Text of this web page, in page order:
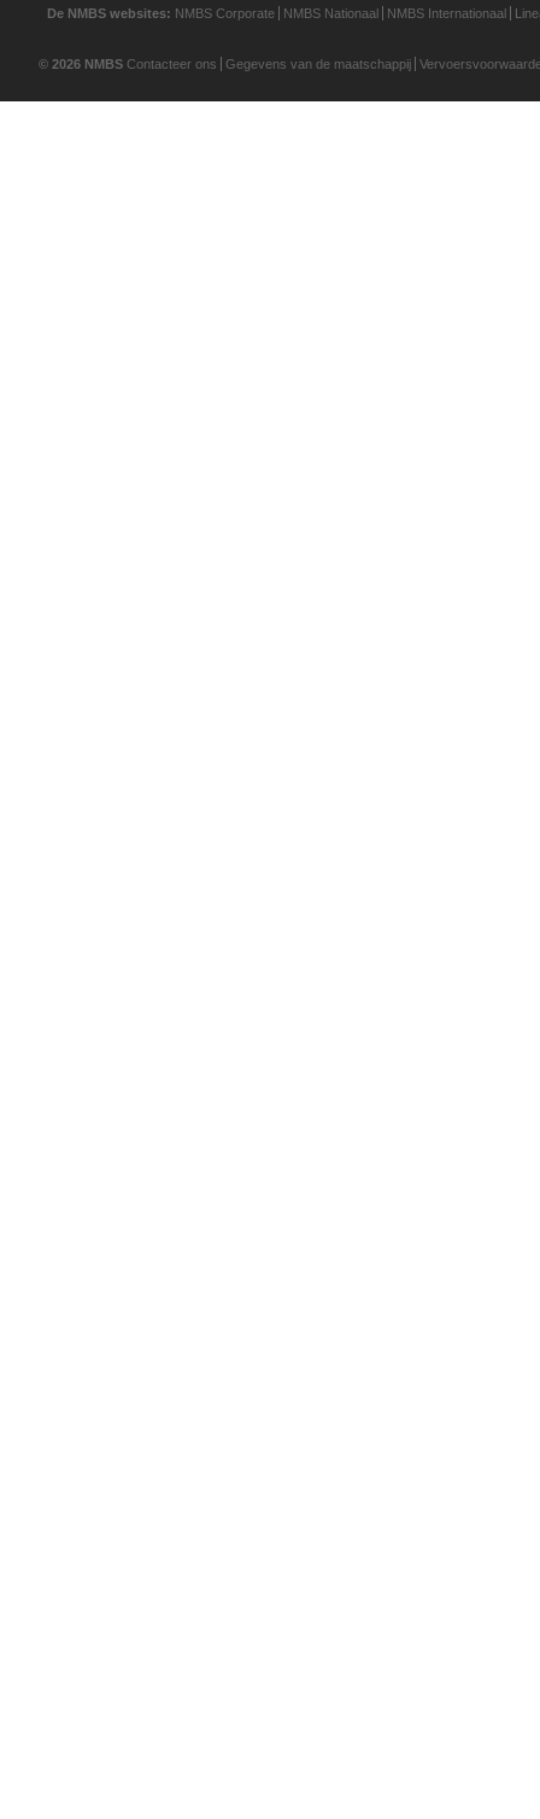
De NMBS websites: NMBS Corporate NMBS Nationaal NMBS Internationaal
© 2026 NMBS Contacteer ons Gegevens van de maatschappij